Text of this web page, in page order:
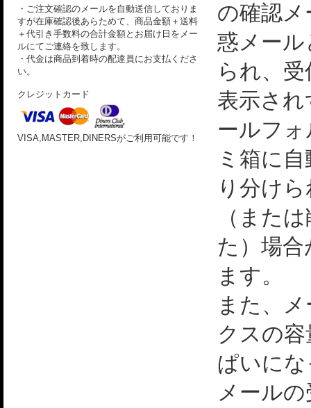
・ご注文確認のメールを自動送信しておりま
すが在庫確認後あらためて、商品金額＋送料
＋代引き手数料の合計金額とお届け日をメー
ルにてご連絡を致します。
・代金は商品到着時の配達員にお支払くださ
い。
クレジットカード
VISA,MASTER,DINERSがご利用可能です！
の確認
惑メー
られ、
表示さ
ールフ
ミ箱に
り分け
（また
た）場
ます。
また、
クスの
ぱいに
メール